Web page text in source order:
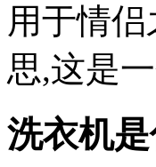
用于情
思,这是
洗衣机